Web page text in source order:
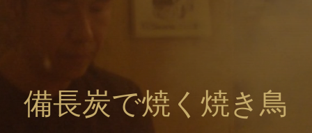
備長炭で焼く焼き鳥